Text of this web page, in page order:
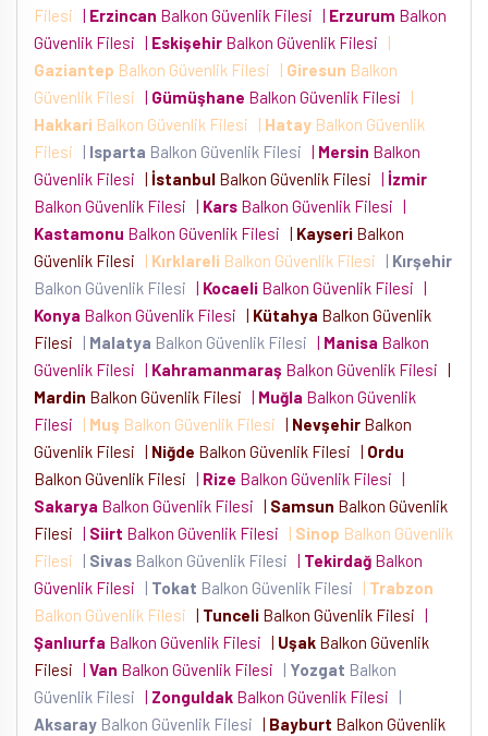
Filesi | Erzincan Balkon Güvenlik Filesi | Erzurum Balkon
Güvenlik Filesi | Eskişehir Balkon Güvenlik Filesi
|
Gaziantep Balkon Güvenlik Filesi | Giresun Balkon
Güvenlik Filesi | Gümüşhane Balkon Güvenlik Filesi
|
Hakkari Balkon Güvenlik Filesi | Hatay Balkon Güvenlik
Filesi
| Isparta Balkon Güvenlik Filesi | Mersin Balkon
Güvenlik Filesi | İstanbul Balkon Güvenlik Filesi | İzmir
Balkon Güvenlik Filesi | Kars Balkon Güvenlik Filesi |
Kastamonu Balkon Güvenlik Filesi | Kayseri Balkon
Güvenlik Filesi
| Kırklareli Balkon Güvenlik Filesi | Kırşehir
Balkon Güvenlik Filesi | Kocaeli Balkon Güvenlik Filesi |
Konya Balkon Güvenlik Filesi | Kütahya Balkon Güvenlik
Filesi
| Malatya Balkon Güvenlik Filesi | Manisa Balkon
Güvenlik Filesi | Kahramanmaraş Balkon Güvenlik Filesi |
Mardin Balkon Güvenlik Filesi | Muğla Balkon Güvenlik
Filesi
| Muş Balkon Güvenlik Filesi | Nevşehir Balkon
Güvenlik Filesi | Niğde Balkon Güvenlik Filesi | Ordu
Balkon Güvenlik Filesi | Rize Balkon Güvenlik Filesi |
Sakarya Balkon Güvenlik Filesi | Samsun Balkon Güvenlik
Filesi | Siirt Balkon Güvenlik Filesi | Sinop Balkon Güvenlik
Filesi
| Sivas Balkon Güvenlik Filesi | Tekirdağ Balkon
Güvenlik Filesi
| Tokat Balkon Güvenlik Filesi | Trabzon
Balkon Güvenlik Filesi | Tunceli Balkon Güvenlik Filesi |
Şanlıurfa Balkon Güvenlik Filesi | Uşak Balkon Güvenlik
Filesi | Van Balkon Güvenlik Filesi | Yozgat Balkon
Güvenlik Filesi | Zonguldak Balkon Güvenlik Filesi
|
Aksaray Balkon Güvenlik Filesi | Bayburt Balkon Güvenlik